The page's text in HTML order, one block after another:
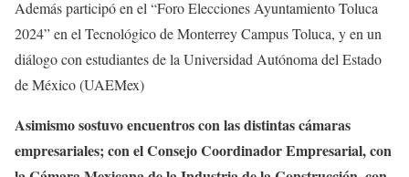
Además participó en el “Foro Elecciones Ayuntamiento Toluca
2024” en el Tecnológico de Monterrey Campus Toluca, y en un
diálogo con estudiantes de la Universidad Autónoma del Estado
de México (UAEMex)
Asimismo sostuvo encuentros con las distintas cámaras
empresariales; con el Consejo Coordinador Empresarial, con